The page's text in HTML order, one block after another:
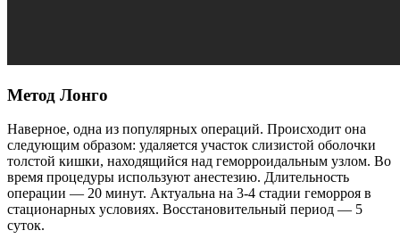
Метод Лонго
Наверное, одна из популярных операций. Происходит она
следующим образом: удаляется участок слизистой оболочки
толстой кишки, находящийся над геморроидальным узлом. Во
время процедуры используют анестезию. Длительность
операции — 20 минут. Актуальна на 3-4 стадии геморроя в
стационарных условиях. Восстановительный период — 5
суток.